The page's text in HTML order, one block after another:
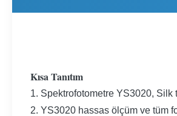
Kısa Tanıtım
1. Spektrofotometre YS3020, Silk
2. YS3020 hassas ölçüm ve tüm